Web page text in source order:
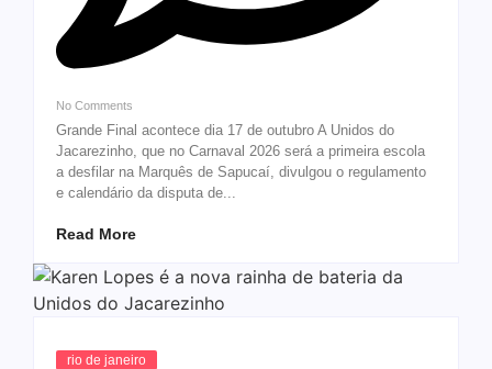
No Comments
Grande Final acontece dia 17 de outubro A Unidos do
Jacarezinho, que no Carnaval 2026 será a primeira escola
a desfilar na Marquês de Sapucaí, divulgou o regulamento
e calendário da disputa de...
Read More
rio de janeiro